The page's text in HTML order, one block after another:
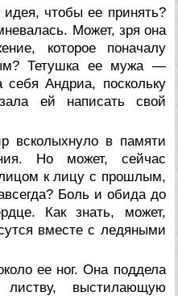
чтобы ее принять?
Может, зря она
которое поначалу
Тетушка ее мужа —
Андриа, поскольку
ей написать свой
всколыхнуло в памяти
Но может, сейчас
к лицу с прошлым,
Боль и обида до
Как знать, может,
вместе с ледяными
ее ног. Она поддела
листву, выстилающую